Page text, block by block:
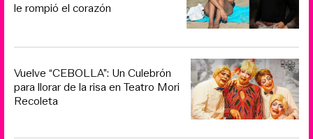
le rompió el corazón
Vuelve “CEBOLLA”: Un Culebrón
para llorar de la risa en Teatro Mori
Recoleta